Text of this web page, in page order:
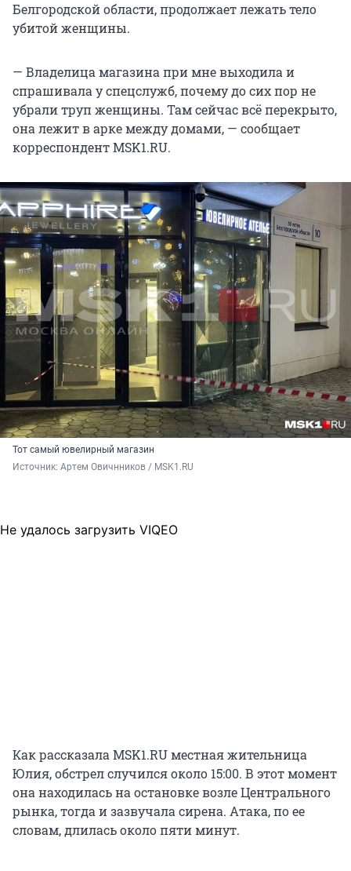
Белгородской области, продолжает лежать тело
убитой женщины.
— Владелица магазина при мне выходила и
спрашивала у спецслужб, почему до сих пор не
убрали труп женщины. Там сейчас всё перекрыто,
она лежит в арке между домами, — сообщает
корреспондент MSK1.RU.
Тот самый ювелирный магазин
Источник: Артем Овичнников / MSK1.RU
Не удалось загрузить VIQEO
Как рассказала MSK1.RU местная жительница
Юлия, обстрел случился около 15:00. В этот момент
она находилась на остановке возле Центрального
рынка, тогда и зазвучала сирена. Атака, по ее
словам, длилась около пяти минут.